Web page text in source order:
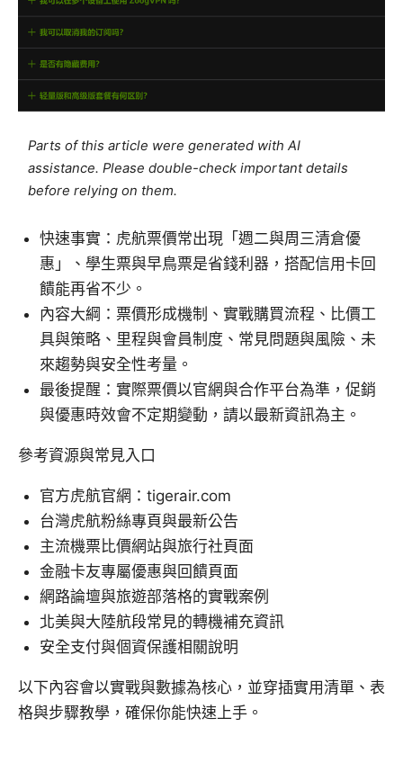
Parts of this article were generated with AI
assistance. Please double-check important details
before relying on them.
快速事實：虎航票價常出現「週二與周三清倉優
惠」、學生票與早鳥票是省錢利器，搭配信用卡回
饋能再省不少。
內容大綱：票價形成機制、實戰購買流程、比價工
具與策略、里程與會員制度、常見問題與風險、未
來趨勢與安全性考量。
最後提醒：實際票價以官網與合作平台為準，促銷
與優惠時效會不定期變動，請以最新資訊為主。
參考資源與常見入口
官方虎航官網：tigerair.com
台灣虎航粉絲專頁與最新公告
主流機票比價網站與旅行社頁面
金融卡友專屬優惠與回饋頁面
網路論壇與旅遊部落格的實戰案例
北美與大陸航段常見的轉機補充資訊
安全支付與個資保護相關說明
以下內容會以實戰與數據為核心，並穿插實用清單、表
格與步驟教學，確保你能快速上手。